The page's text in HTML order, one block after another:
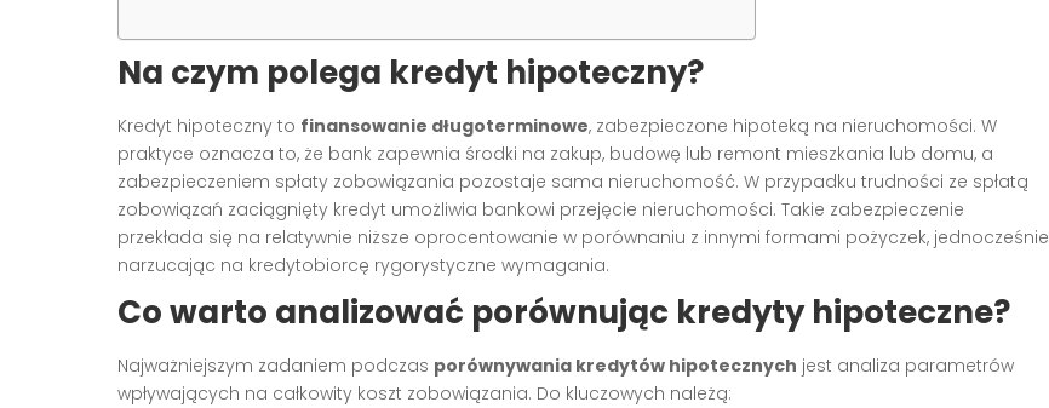
Na czym polega kredyt hipoteczny?
Kredyt hipoteczny to finansowanie długoterminowe, zabezpieczone hipoteką na nieruchomości. W
praktyce oznacza to, że bank zapewnia środki na zakup, budowę lub remont mieszkania lub domu, a
zabezpieczeniem spłaty zobowiązania pozostaje sama nieruchomość. W przypadku trudności ze spłatą
zobowiązań zaciągnięty kredyt umożliwia bankowi przejęcie nieruchomości. Takie zabezpieczenie
przekłada się na relatywnie niższe oprocentowanie w porównaniu z innymi formami pożyczek, jednocześnie
narzucając na kredytobiorcę rygorystyczne wymagania.
Co warto analizować porównując kredyty hipoteczne?
Najważniejszym zadaniem podczas porównywania kredytów hipotecznych jest analiza parametrów
wpływających na całkowity koszt zobowiązania. Do kluczowych należą: